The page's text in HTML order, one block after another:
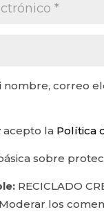
nombre, correo
acepto la Política
sobre
RECICLADO
Moderar los